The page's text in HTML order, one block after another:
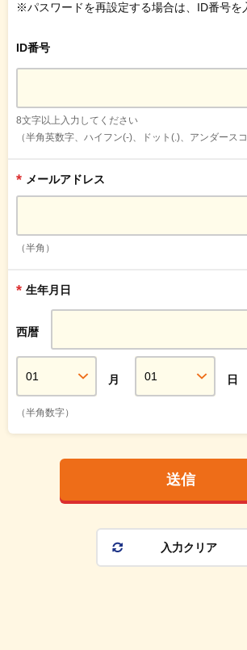
※パスワードを再設定する場合は、ID番号を
ID番号
8文字以上入力してください
（半角英数字、ハイフン(-)、ドット(.)、アンダースコ
* メールアドレス
（半角）
* 生年月日
西暦
月 日
（半角数字）